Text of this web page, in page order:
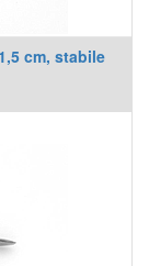
cm, stabile